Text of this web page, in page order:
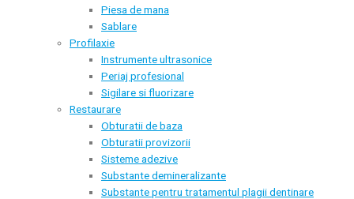
Piesa de mana
Sablare
Profilaxie
Instrumente ultrasonice
Periaj profesional
Sigilare si fluorizare
Restaurare
Obturatii de baza
Obturatii provizorii
Sisteme adezive
Substante demineralizante
Substante pentru tratamentul plagii dentinare